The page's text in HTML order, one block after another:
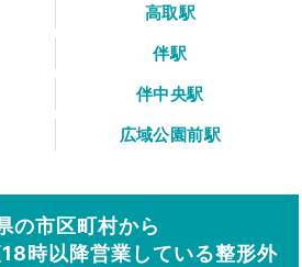
高取駅
伴駅
伴中央駅
広域公園前駅
の市区町村から
時以降営業している整形外